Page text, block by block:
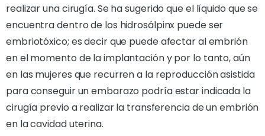
realizar una cirugía. Se ha sugerido que el líquido que se
encuentra dentro de los hidrosálpinx puede ser
embriotóxico; es decir que puede afectar al embrión
en el momento de la implantación y por lo tanto, aún
en las mujeres que recurren a la reproducción asistida
para conseguir un embarazo podría estar indicada la
cirugía previo a realizar la transferencia de un embrión
en la cavidad uterina.